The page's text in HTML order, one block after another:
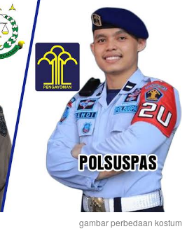
gambar perbedaan kostum